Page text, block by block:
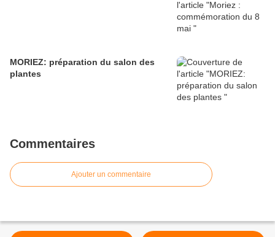
MORIEZ: préparation du salon des
plantes
Commentaires
Ajouter un commentaire